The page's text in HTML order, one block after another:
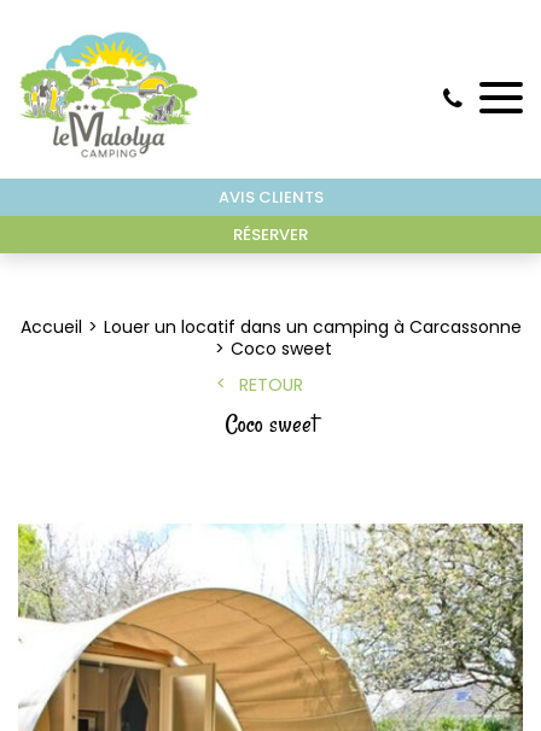
AVIS CLIENTS
RÉSERVER
Accueil
Louer un locatif dans un camping à Carcassonne
Coco sweet
RETOUR
Coco sweet